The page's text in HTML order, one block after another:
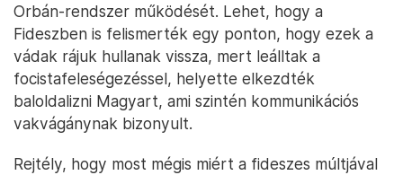
Orbán-rendszer működését. Lehet, hogy a
Fideszben is felismerték egy ponton, hogy ezek a
vádak rájuk hullanak vissza, mert leálltak a
focistafeleségezéssel, helyette elkezdték
baloldalizni Magyart, ami szintén kommunikációs
vakvágánynak bizonyult.
Rejtély, hogy most mégis miért a fideszes múltjával